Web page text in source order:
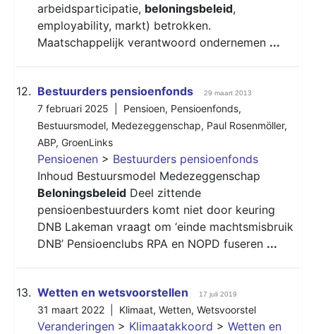
arbeidsparticipatie, beloningsbeleid,
employability, markt) betrokken.
Maatschappelijk verantwoord ondernemen ...
12. Bestuurders pensioenfonds 29 maart 2013
7 februari 2025 | Pensioen, Pensioenfonds,
Bestuursmodel, Medezeggenschap, Paul Rosenmöller,
ABP, GroenLinks
Pensioenen > Bestuurders pensioenfonds
Inhoud Bestuursmodel Medezeggenschap
Beloningsbeleid Deel zittende
pensioenbestuurders komt niet door keuring
DNB Lakeman vraagt om ‘einde machtsmisbruik
DNB’ Pensioenclubs RPA en NOPD fuseren ...
13. Wetten en wetsvoorstellen 17 juli 2019
31 maart 2022 | Klimaat, Wetten, Wetsvoorstel
Veranderingen > Klimaatakkoord > Wetten en